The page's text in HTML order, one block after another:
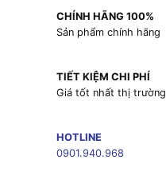
CHÍNH HÃNG 100%
Sản phẩm chính hãng
TIẾT KIỆM CHI PHÍ
Giá tốt nhất thị trường
HOTLINE
0901.940.968